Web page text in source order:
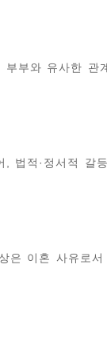
부와 유사한
법적·정서적 갈
은 이혼 사유로